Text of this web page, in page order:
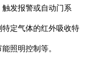
发报警或自动门系
定气体的红外吸收特
照明控制等。